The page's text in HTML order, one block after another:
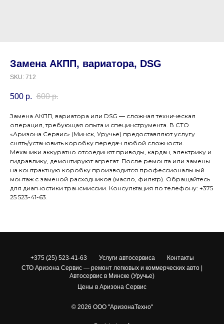
Замена АКПП, вариатора, DSG
SKU: 712
500 р. 600 р.
Замена АКПП, вариатора или DSG — сложная техническая
операция, требующая опыта и специнструмента. В СТО
«Аризона Сервис» (Минск, Уручье) предоставляют услугу
снять/установить коробку передач любой сложности.
Механики аккуратно отсоединят приводы, кардан, электрику и
гидравлику, демонтируют агрегат. После ремонта или замены
на контрактную коробку производится профессиональный
монтаж с заменой расходников (масло, фильтр). Обращайтесь
для диагностики трансмиссии. Консультация по телефону: +375
25 523-41-63.
+375 (25) 523-41-63 Услуги автосервиса
Контакты
СТО Аризона Сервис — ремонт легковых и коммерческих авто |
Автосервис в Минске (Уручье)
Цены в Аризона Сервис
© 2026 ООО "АризонаТехно"